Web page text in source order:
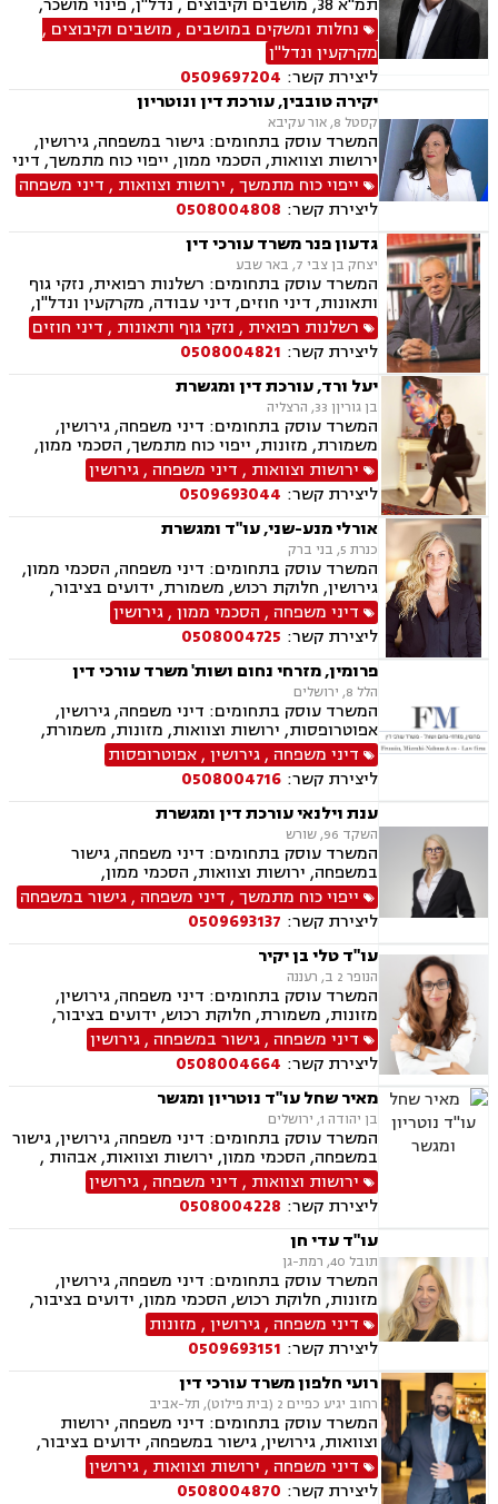
רפואית, רשלנות רפואית - רפואת שיניים, משרד
הביטחון, נכי צה"ל, משפט צבאי
תכנון ובניה, קבוצות רכישה, עסקאות מכר דירה,
גישור ובוררויות, אזרחי מסחרי, ייפוי כוח מתמשך,
נוטריון
נחלות ומשקים במושבים , מושבים וקיבוצים ,
מקרקעין ונדל"ן
ליצירת קשר: 0509697204
יקירה טובבין, עורכת דין ונוטריון
קסטל 8, אור עקיבא
המשרד עוסק בתחומים: גישור במשפחה, גירושין,
ירושות וצוואות, הסכמי ממון, ייפוי כוח מתמשך, דיני
מקרקעין, עסקאות מכר דירה, נזיקין, תאונות דרכים,
רשלנות רפואית, נוטריון
ייפוי כוח מתמשך, ירושות וצוואות , דיני משפחה
ליצירת קשר: 0508004808
גדעון פנר משרד עורכי דין
יצחק בן צבי 7, באר שבע
המשרד עוסק בתחומים: רשלנות רפואית, נזקי גוף
ותאונות, דיני חוזים, דיני עבודה, מקרקעין ונדל"ן,
דיני משפחה, בנקים, פלילי, נזקי גוף, תאונות עבודה,
תאונות דרכים, משפט מסחרי, תביעות ביטוח ונזקי
רכוש, ייפוי כוח מתמשך, נוטריון , רשלנות רפואית-
הריון ולידה, לשון הרע, תאונות ספורט, בריאות
הנפש, אובדן כושר עבודה , תאונות תלמידים,
תאונות עקב רשלנות, נזקי רכוש, קבלנות חוזית,
השקעות בחו"ל, דין משמעתי, עובדים זרים, זכויות
נשים בהריון, תכנון ובניה, דיור מוגן, אגודות
שיתופיות, ליקויי בנייה, מושבים וקיבוצים , ועוד
רשלנות רפואית , נזקי גוף ותאונות , דיני חוזים
ליצירת קשר: 0508004821
יעל ורד, עורכת דין ומגשרת
בן גוריןן 33, הרצליה
המשרד עוסק בתחומים: דיני משפחה, גירושין,
משמורת, מזונות, ייפוי כוח מתמשך, הסכמי ממון,
ירושות וצוואות, גישור במשפחה, חלוקת רכוש,
ידועים בציבור
ירושות וצוואות , דיני משפחה ,גירושין
ליצירת קשר: 0509693044
אורלי מנע-שני, עו"ד ומגשרת
כנרת 5, בני ברק
המשרד עוסק בתחומים: דיני משפחה, הסכמי ממון,
גירושין, חלוקת רכוש, משמורת, ידועים בציבור,
גישור במשפחה, ירושות וצוואות, ניכור הורי, נדל"ן,
ייפוי כוח מתמשך
דיני משפחה , הסכמי ממון,גירושין
ליצירת קשר: 0508004725
פרומין, מזרחי נחום ושות' משרד עורכי דין
הלל 8, ירושלים
המשרד עוסק בתחומים: דיני משפחה, גירושין,
אפוטרופסות, ירושות וצוואות, מזונות, משמורת,
ייפוי כוח מתמשך, ידועים בציבור, חלוקת רכוש,
הורות חד מינית, הסכמי ממון, דיני מקרקעין,
עסקאות מכר דירה, נדל"ן, ליקויי בנייה, פינוי בינוי,
פינוי מושכר, תמ"א 38, דיירות מוגנת , בנקים,
ערבויות ושטרות , פירוקים והקפאות הליכים, צווי
מניעה, ליווי עסקי, דיני חוזים, חדלות פירעון, פשיטת
רגל, הוצאה לפועל, גביית חובות, דיני חברות,
תביעות ייצוגיות, דיני עבודה
דיני משפחה ,גירושין,אפוטרופסות
ליצירת קשר: 0508004716
ענת וילנאי עורכת דין ומגשרת
השקד 96, שורש
המשרד עוסק בתחומים: דיני משפחה, גישור
במשפחה, ירושות וצוואות, הסכמי ממון,
אפוטרופסות, מזונות, משמורת, גירושין, חלוקת
רכוש, זמני שהות, ייפוי כוח מתמשך
ייפוי כוח מתמשך, דיני משפחה ,גישור במשפחה
ליצירת קשר: 0509693137
עו"ד טלי בן יקיר
הנופר 2 ב, רעננה
המשרד עוסק בתחומים: דיני משפחה, גירושין,
מזונות, משמורת, חלוקת רכוש, ידועים בציבור,
אבהות , הסכמי ממון, ירושות וצוואות, אפוטרופסות,
נישואים אזרחיים, הורות חד מינית
דיני משפחה ,גישור במשפחה ,גירושין
ליצירת קשר: 0508004664
מאיר שחל עו"ד נוטריון ומגשר
בן יהודה 1, ירושלים
המשרד עוסק בתחומים: דיני משפחה, גירושין, גישור
במשפחה, הסכמי ממון, ירושות וצוואות, אבהות ,
משמורת, אפוטרופסות, חלוקת רכוש, ידועים בציבור,
תיאום הורי, נוטריון, מגשרים
ירושות וצוואות , דיני משפחה ,גירושין
ליצירת קשר: 0508004228
עו"ד עדי חן
תובל 40, רמת-גן
המשרד עוסק בתחומים: דיני משפחה, גירושין,
מזונות, חלוקת רכוש, הסכמי ממון, ידועים בציבור,
ירושות וצוואות, אפוטרופסות, אבהות , אימוץ ,
נישואים אזרחיים, הגירה
דיני משפחה ,גירושין, מזונות
ליצירת קשר: 0509693151
רועי חלפון משרד עורכי דין
רחוב יגיע כפיים 2 (בית פילוט), תל-אביב
המשרד עוסק בתחומים: דיני משפחה, ירושות
וצוואות, גירושין, גישור במשפחה, ידועים בציבור,
מזונות, משמורת, צווי מניעה, אלימות במשפחה,
הסכמי ממון, אפוטרופסות, חלוקת רכוש, מעמד אישי
דיני משפחה , ירושות וצוואות ,גירושין
ליצירת קשר: 0508004870